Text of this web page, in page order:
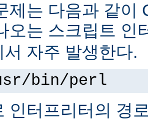
제는 다음과 같이
오는 스크립트 인
서 자주 발생한다.
bin/perl
인터프리터의 경